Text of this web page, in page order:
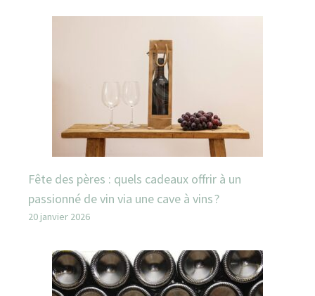
Fête des pères : quels cadeaux offrir à un
passionné de vin via une cave à vins ?
20 janvier 2026